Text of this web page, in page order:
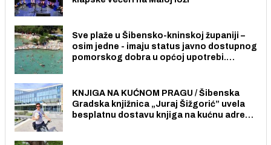
Sve plaže u Šibensko-kninskoj županiji –
osim jedne - imaju status javno dostupnog
pomorskog dobra u općoj upotrebi.
KNJIGA NA KUĆNOM PRAGU / Šibenska
Gradska knjižnica „Juraj Šižgorić” uvela
besplatnu dostavu knjiga na kućnu adresu